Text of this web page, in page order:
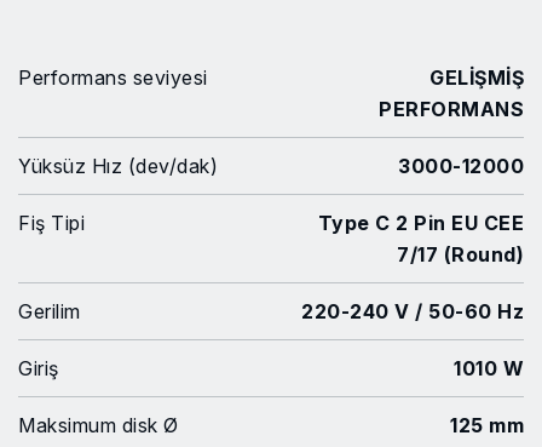
Performans seviyesi
GELİŞMİŞ
PERFORMANS
Yüksüz Hız (dev/dak) 3000-12000
Fiş Tipi
Type C 2 Pin EU CEE
7/17 (Round)
Gerilim 220-240 V / 50-60 Hz
Giriş 1010 W
Maksimum disk Ø 125 mm